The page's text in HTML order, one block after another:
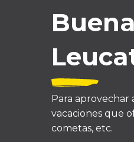
Para aprovechar
vacaciones que
cometas, etc.